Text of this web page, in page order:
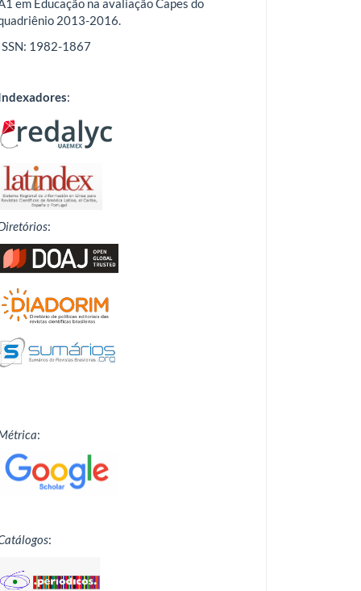
em Educação na avaliação Capes do
2013-2016.
1982-1867
:
:
:
: